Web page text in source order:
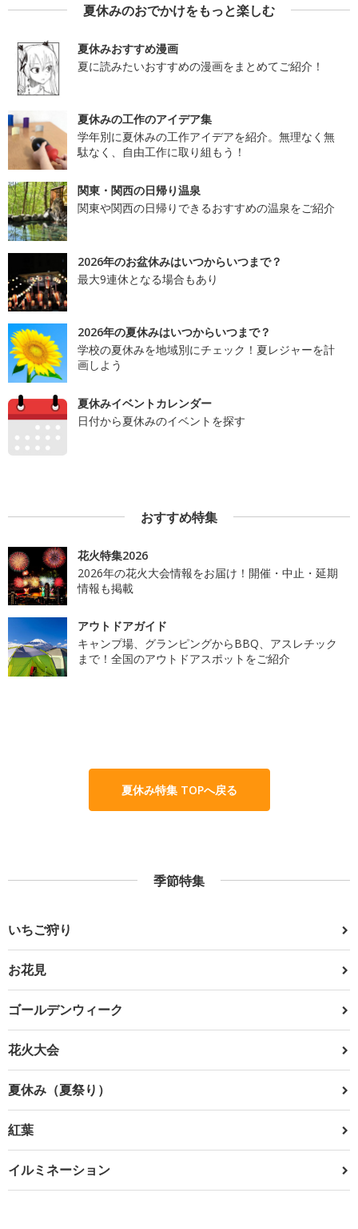
夏休みのおでかけをもっと楽しむ
夏休みおすすめ漫画
夏に読みたいおすすめの漫画をまとめてご紹介！
夏休みの工作のアイデア集
学年別に夏休みの工作アイデアを紹介。無理なく無
駄なく、自由工作に取り組もう！
関東・関西の日帰り温泉
関東や関西の日帰りできるおすすめの温泉をご紹介
2026年のお盆休みはいつからいつまで？
最大9連休となる場合もあり
2026年の夏休みはいつからいつまで？
学校の夏休みを地域別にチェック！夏レジャーを計
画しよう
夏休みイベントカレンダー
日付から夏休みのイベントを探す
おすすめ特集
花火特集2026
2026年の花火大会情報をお届け！開催・中止・延期
情報も掲載
アウトドアガイド
キャンプ場、グランピングからBBQ、アスレチック
まで！全国のアウトドアスポットをご紹介
夏休み特集 TOPへ戻る
季節特集
いちご狩り
お花見
ゴールデンウィーク
花火大会
夏休み（夏祭り）
紅葉
イルミネーション